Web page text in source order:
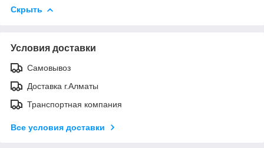
Скрыть
Условия доставки
Самовывоз
Доставка г.Алматы
Транспортная компания
Все условия доставки